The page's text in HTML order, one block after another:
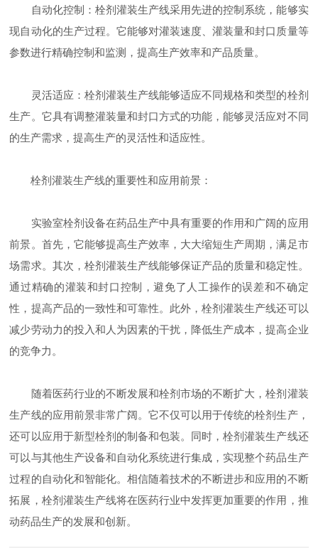
自动化控制：栓剂灌装生产线采用先进的控制系统，能够实
现自动化的生产过程。它能够对灌装速度、灌装量和封口质量等
参数进行精确控制和监测，提高生产效率和产品质量。
灵活适应：栓剂灌装生产线能够适应不同规格和类型的栓剂
生产。它具有调整灌装量和封口方式的功能，能够灵活应对不同
的生产需求，提高生产的灵活性和适应性。
栓剂灌装生产线的重要性和应用前景：
实验室栓剂设备在药品生产中具有重要的作用和广阔的应用
前景。首先，它能够提高生产效率，大大缩短生产周期，满足市
场需求。其次，栓剂灌装生产线能够保证产品的质量和稳定性。
通过精确的灌装和封口控制，避免了人工操作的误差和不确定
性，提高产品的一致性和可靠性。此外，栓剂灌装生产线还可以
减少劳动力的投入和人为因素的干扰，降低生产成本，提高企业
的竞争力。
随着医药行业的不断发展和栓剂市场的不断扩大，栓剂灌装
生产线的应用前景非常广阔。它不仅可以用于传统的栓剂生产，
还可以应用于新型栓剂的制备和包装。同时，栓剂灌装生产线还
可以与其他生产设备和自动化系统进行集成，实现整个药品生产
过程的自动化和智能化。相信随着技术的不断进步和应用的不断
拓展，栓剂灌装生产线将在医药行业中发挥更加重要的作用，推
动药品生产的发展和创新。